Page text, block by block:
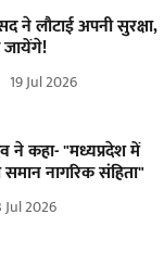
ने लौटाई अपनी सुरक्षा,
19 Jul 2026
ने कहा- "मध्यप्रदेश में
समान नागरिक संहिता"
Jul 2026